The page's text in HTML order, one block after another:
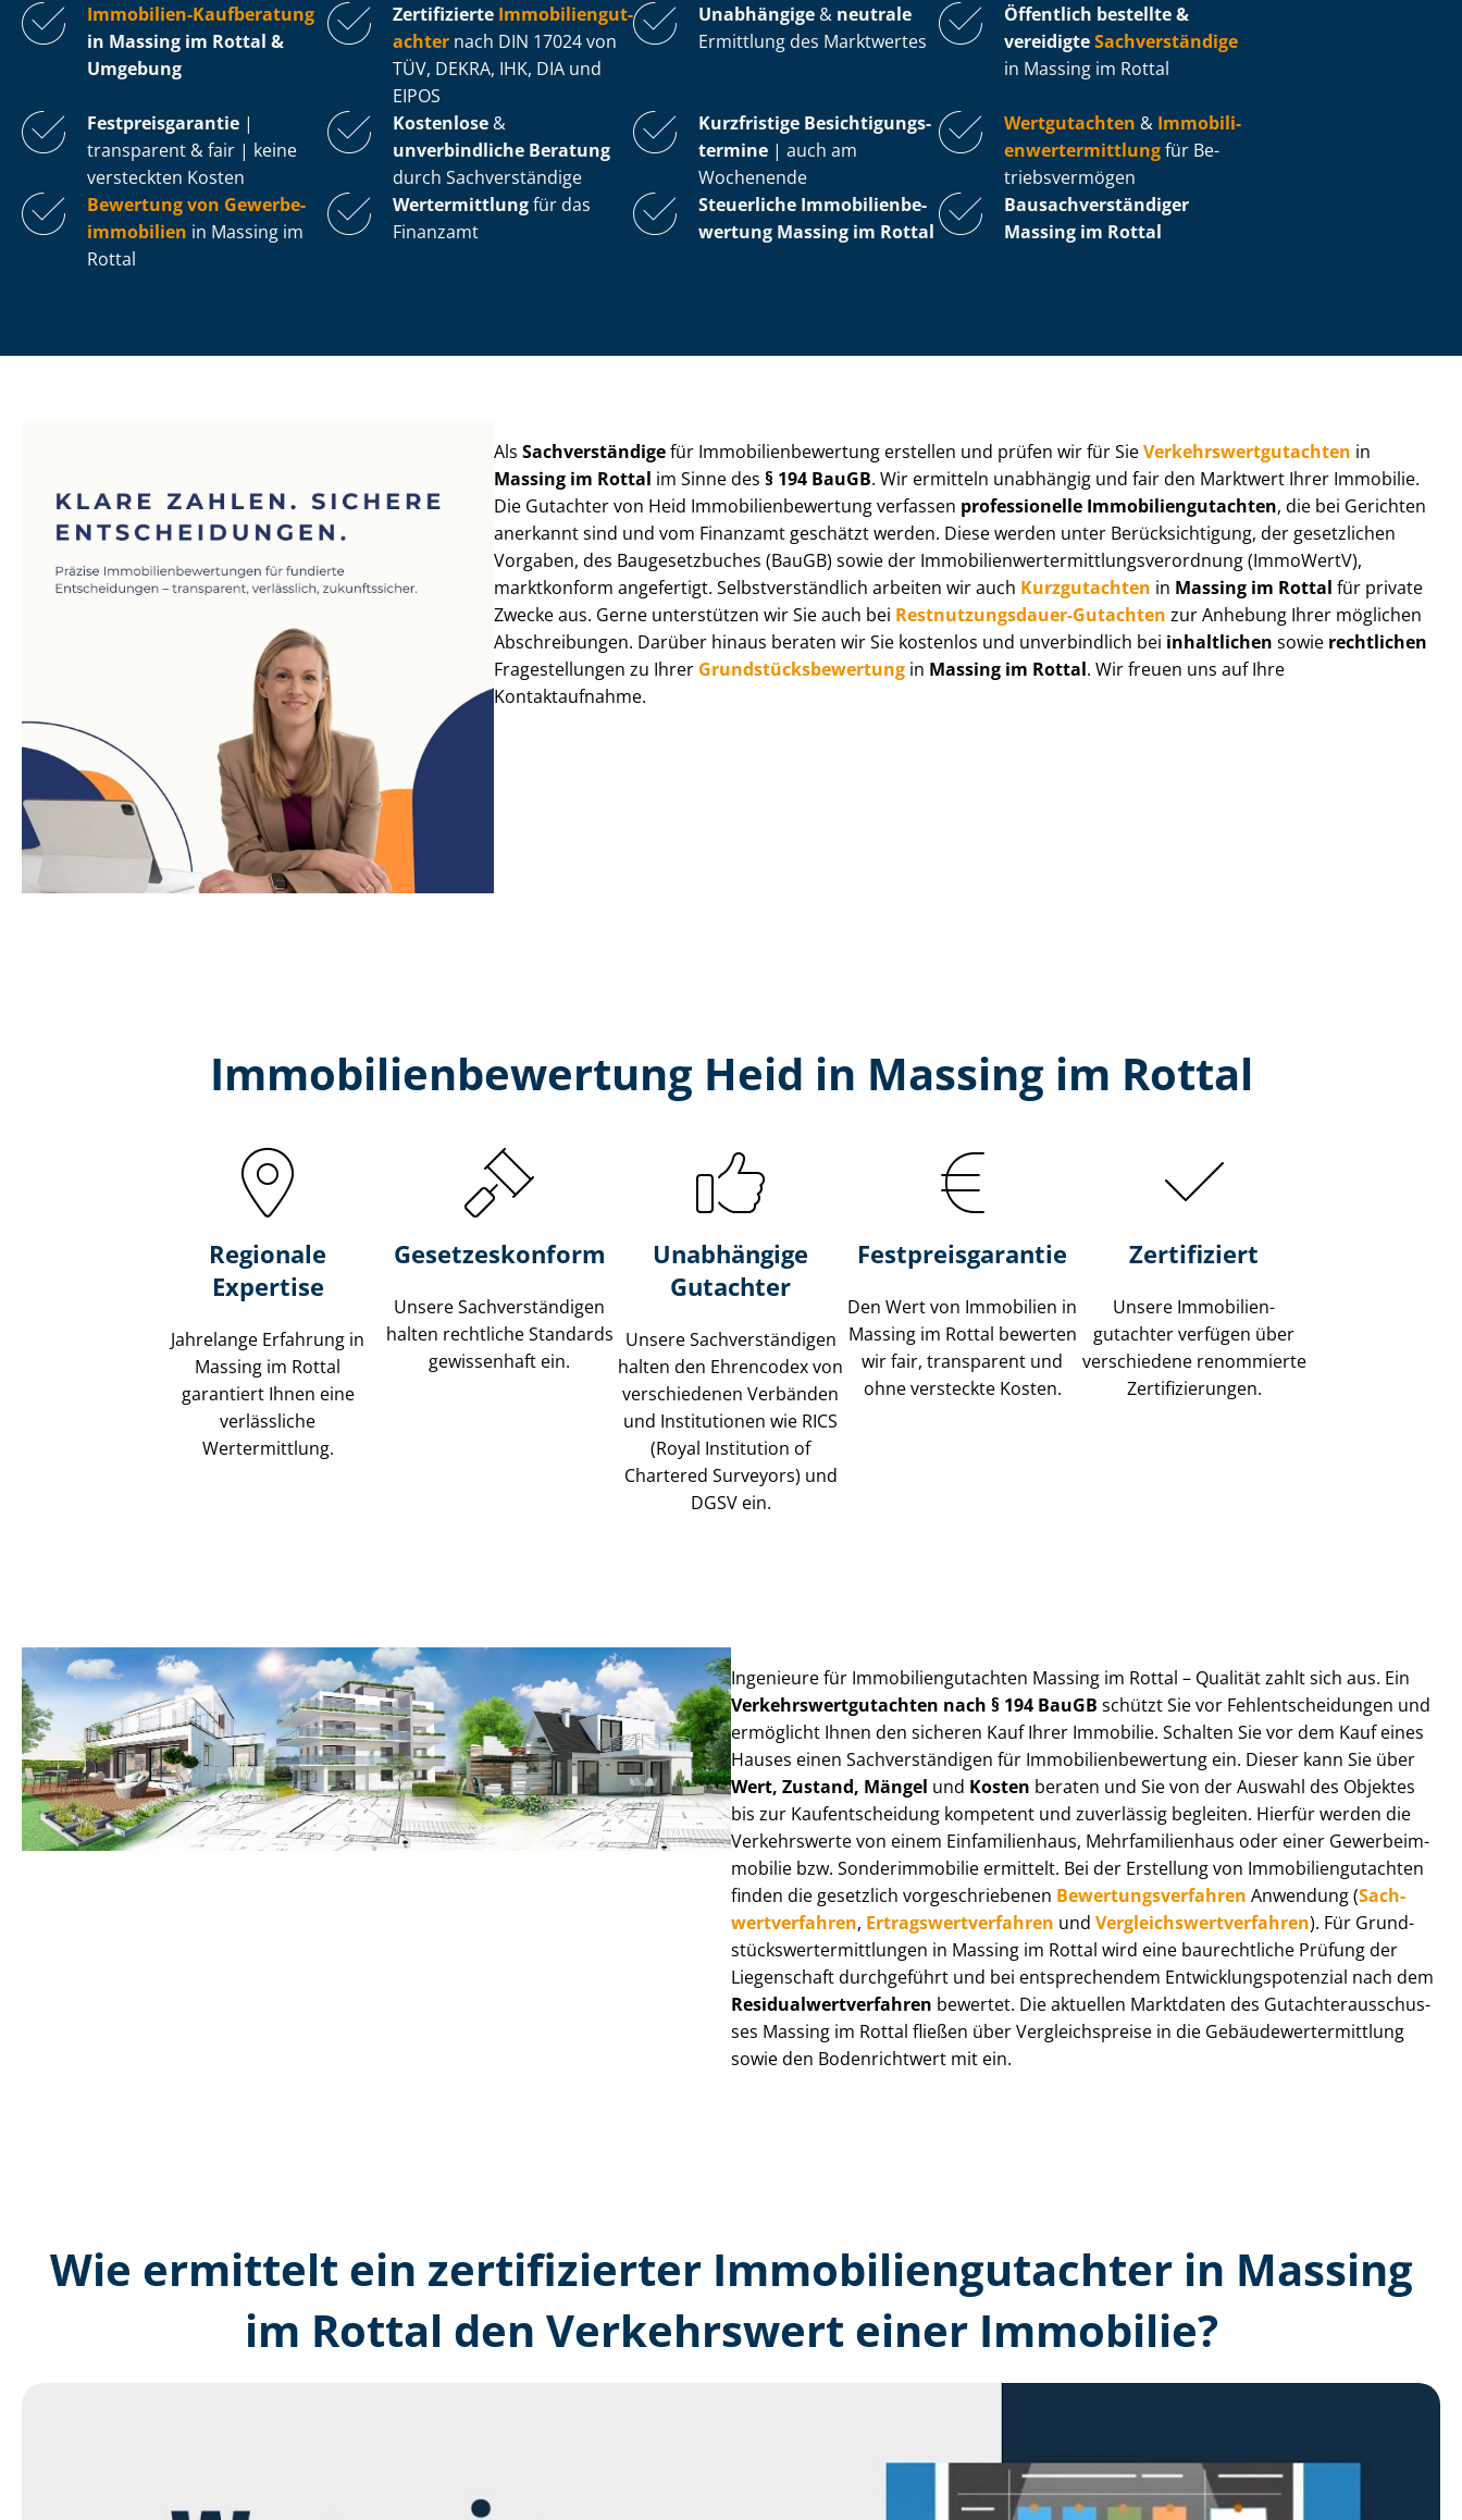
Immobilien-Kaufberatung
in Massing im Rottal &
Umgebung
Zertifizierte Im­mo­bi­li­en­gut­
ach­ter nach DIN 17024 von
TÜV, DEKRA, IHK, DIA und
EIPOS
Unabhängige & neutrale
Ermittlung des Marktwertes
Öffentlich bestellte &
vereidigteSachverständige
in Massing im Rottal
Fest­preis­ga­ran­tie |
transparent & fair | keine
versteckten Kosten
Kostenlose &
unverbindliche Beratung
durch Sachverständige
Kurzfristige Be­sich­ti­gungs­
ter­mi­ne | auch am
Wochenende
Wertgutachten & Im­mo­bi­li­
en­wert­ermitt­lungfür Be­
triebs­ver­mö­gen
Bewertung von Ge­wer­be­
im­mo­bi­li­en in Massing im
Rottal
Wertermittlungfür das
Finanzamt
Steuerliche Im­mo­bi­li­en­be­
wer­tung Massing im Rottal
Bau­sach­ver­stän­di­ger
Massing im Rottal
AlsSachverständigefür Im­mo­bi­li­en­be­wer­tung erstellen und prüfen wir für SieVer­kehrs­wert­gut­ach­ten in
Massing im Rottal im Sinne des§ 194 BauGB. Wir ermitteln unabhängig und fair den Marktwert Ihrer Immobilie.
Die Gutachter von Heid Im­mo­bi­li­en­be­wer­tung verfassen professionelle Im­mo­bi­li­en­gut­ach­ten, die bei Gerichten
anerkannt sind und vom Finanzamt geschätzt werden. Diese werden unter Be­rück­sich­ti­gung, der gesetzlichen
Vorgaben, des Baugesetzbuches (BauGB) sowie der Im­mo­bi­li­en­wert­ermitt­lungs­ver­ord­nung (ImmoWertV),
marktkonform angefertigt. Selbst­ver­ständ­lich arbeiten wir auch Kurzgutachten in Massing im Rottal für private
Zwecke aus. Gerne unterstützen wir Sie auch bei Rest­nut­zungs­dau­er-Gutachten zur Anhebung Ihrer möglichen
Abschreibungen. Darüber hinaus beraten wir Sie kostenlos und unverbindlich bei inhaltlichen sowie rechtlichen
Fragestellungen zu Ihrer Grund­stücks­be­wer­tung in Massing im Rottal. Wir freuen uns auf Ihre
Kontaktaufnahme.
Immobilien­bewertung Heid in Massing im Rottal
Regionale
Expertise
Jahrelange Erfahrung in
Massing im Rottal
garantiert Ihnen eine
verlässliche
Wertermittlung.
Gesetzes­konform
Unsere Sach­ver­stän­di­gen
halten rechtliche Standards
gewissenhaft ein.
Unabhängige
Gutachter
Unsere Sach­ver­stän­di­gen
halten den Ehrencodex von
verschiedenen Verbänden
und Institutionen wie RICS
(Royal Institution of
Chartered Surveyors) und
DGSV ein.
Festpreis​garantie
Den Wert von Immobilien in
Massing im Rottal bewerten
wir fair, transparent und
ohne versteckte Kosten.
Zertifiziert
Unsere Immobilien­
gutachter verfügen über
verschiedene renommierte
Zer­ti­fi­zie­run­gen.
Ingenieure für Im­mo­bi­li­en­gut­ach­ten Massing im Rottal – Qualität zahlt sich aus. Ein
Ver­kehrs­wert­gut­ach­ten nach § 194 BauGB schützt Sie vor Fehl­ent­schei­dun­gen und
ermöglicht Ihnen den sicheren Kauf Ihrer Immobilie. Schalten Sie vor dem Kauf eines
Hauses einen Sach­ver­stän­di­gen für Im­mo­bi­li­en­be­wer­tung ein. Dieser kann Sie über
Wert, Zustand, Mängel und Kosten beraten und Sie von der Auswahl des Objektes
bis zur Kauf­ent­schei­dung kompetent und zuverlässig begleiten. Hierfür werden die
Verkehrswerte von einem Einfamilienhaus, Mehr­fa­mi­li­en­haus oder einer Ge­wer­be­im­
mo­bi­lie bzw. Sonderimmobilie ermittelt. Bei der Erstellung von Im­mo­bi­li­en­gut­ach­ten
finden die gesetzlich vor­ge­schrie­be­nen Be­wer­tungs­ver­fah­ren Anwendung (Sach­
wert­ver­fah­ren, Er­trags­wert­ver­fah­ren und Ver­gleichs­wert­ver­fah­ren). Für Grund­
stücks­wert­ermitt­lun­gen in Massing im Rottal wird eine baurechtliche Prüfung der
Liegenschaft durchgeführt und bei entsprechendem Ent­wick­lungs­po­ten­zi­al nach dem
Re­si­du­al­wert­ver­fah­ren bewertet. Die aktuellen Marktdaten des Gut­ach­ter­aus­schus­
ses Massing im Rottal fließen über Ver­gleichs­prei­se in die Ge­bäu­de­wert­ermitt­lung
sowie den Bodenrichtwert mit ein.
Wie ermittelt ein zertifizierter Immobilien­gutachter in Massing
im Rottal den Verkehrswert einer Immobilie?